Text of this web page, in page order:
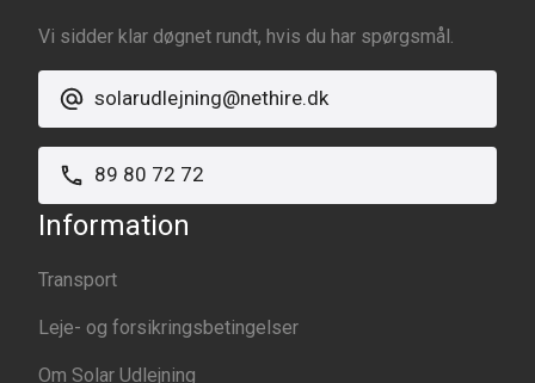
Vi sidder klar døgnet rundt, hvis du har spørgsmål.
solarudlejning@nethire.dk
89 80 72 72
Information
Transport
Leje- og forsikringsbetingelser
Om Solar Udlejning